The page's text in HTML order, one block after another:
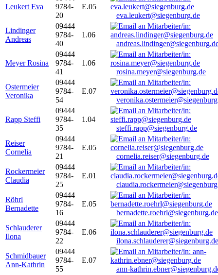
Leukert Eva
9784-
20
E.05
eva.leukert@siegenburg.de
Lindinger
Andreas
09444
9784-
40
1.06
Meyer Rosina
09444
9784-
41
1.06
rosina.meyer@siegenburg.de
Ostermeier
Veronika
09444
9784-
54
E.07
Rapp Steffi
09444
9784-
35
1.04
steffi.rapp@siegenburg.de
Reiser
Cornelia
09444
9784-
21
E.05
cornelia.reiser@siegenburg.de
Rockermeier
Claudia
09444
9784-
25
E.01
Röhrl
Bernadette
09444
9784-
16
E.05
bernadette.roehrl@siegenburg.de
Schlauderer
Ilona
09444
9784-
22
E.06
ilona.schlauderer@siegenburg.de
Schmidbauer
Ann-Kathrin
09444
9784-
55
E.07
ann-